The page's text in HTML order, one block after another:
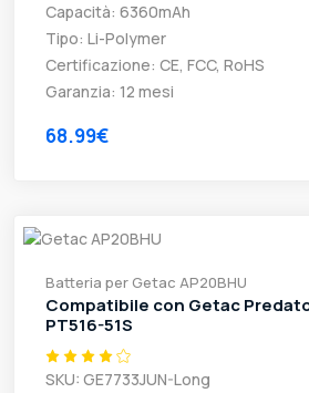
Capacità: 6360mAh
Tipo: Li-Polymer
Certificazione: CE, FCC, RoHS
Garanzia: 12 mesi
68.99€
Batteria per Getac AP20BHU
Compatibile con Getac
PT516-51S
SKU: GE7733JUN-Long